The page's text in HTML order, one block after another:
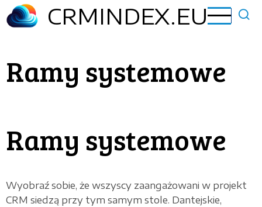
Przejdź
do
CRMINDEX.EU
Ramy systemowe
Ramy systemowe
Wyobraź sobie, że wszyscy zaangażowani w projekt
CRM siedzą przy tym samym stole. Dantejskie,